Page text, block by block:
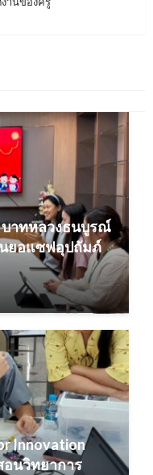
บาทหลวงธนบูรณ์
นยอแซฟอุปถัมภ์
Innovation
อนวิทยาการ